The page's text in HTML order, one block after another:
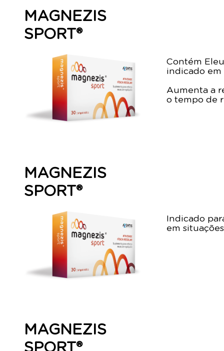
MAGNEZIS
SPORT®
Contém
indicado em
Aumenta a
o tempo de
MAGNEZIS
SPORT®
Indicado
em
MAGNEZIS
SPORT®